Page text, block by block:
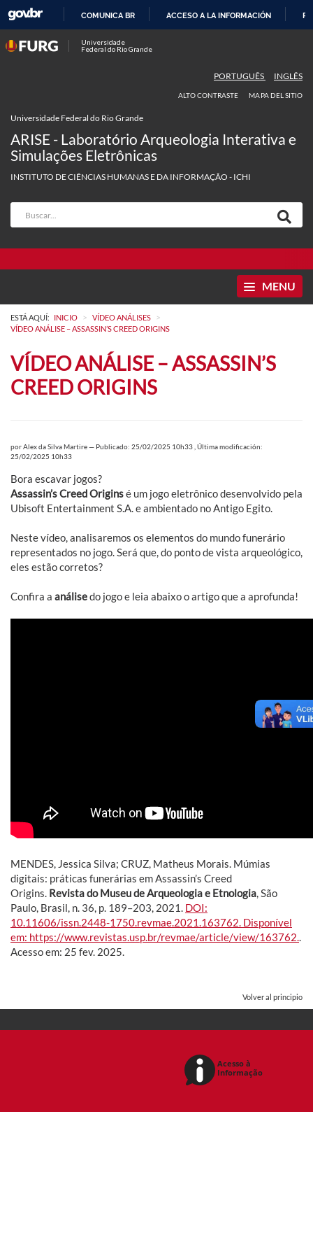
COMUNICA BR ACCESO A LA INFORMACIÓN
Universidade
Federal do Rio Grande
PORTUGUÊS INGLÊS
ALTO CONTRASTE MAPA DEL SITIO
Universidade Federal do Rio Grande
ARISE - Laboratório Arqueologia Interativa e
Simulações Eletrônicas
INSTITUTO DE CIÊNCIAS HUMANAS E DA INFORMAÇÃO - ICHI
MENU
ESTÁ AQUÍ: INICIO > VÍDEO ANÁLISES >
VÍDEO ANÁLISE – ASSASSIN’S CREED ORIGINS
VÍDEO ANÁLISE – ASSASSIN’S
CREED ORIGINS
porAlex da Silva Martire— Publicado: 25/02/2025 10h33 Última modificación:
25/02/2025 10h33
Bora escavar jogos?
Assassin’s Creed Originsé um jogo eletrônico desenvolvido pela
Ubisoft Entertainment S.A. e ambientado no Antigo Egito.
Neste vídeo, analisaremos os elementos do mundo funerário
representados no jogo. Será que, do ponto de vista arqueológico,
eles estão corretos?
Confira a análisedo jogo e leia abaixo o artigo que a aprofunda!
MENDES, Jessica Silva; CRUZ, Matheus Morais. Múmias
digitais: práticas funerárias em Assassin’s Creed
Origins. Revista do Museu de Arqueologia e Etnologia , São
Paulo, Brasil, n. 36, p. 189–203, 2021. DOI:
10.11606/issn.2448-1750.revmae.2021.163762. Disponível
em: https://www.revistas.usp.br/revmae/article/view/163762.
Acesso em: 25 fev. 2025.
Volver al principio